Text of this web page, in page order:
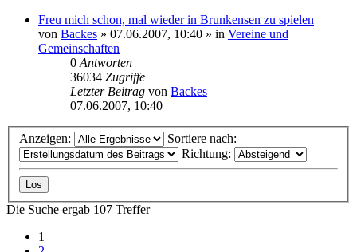
Freu mich schon, mal wieder in Brunkensen zu spielen
von Backes » 07.06.2007, 10:40 » in Vereine und
Gemeinschaften
0 Antworten
36034 Zugriffe
Letzter Beitrag von Backes
07.06.2007, 10:40
Anzeigen:
Sortiere nach:
Richtung:
Die Suche ergab 107 Treffer
1